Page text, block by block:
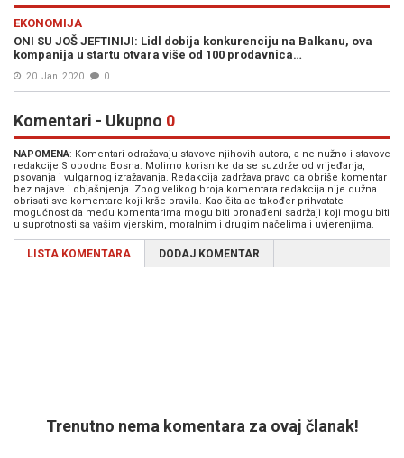
EKONOMIJA
ONI SU JOŠ JEFTINIJI: Lidl dobija konkurenciju na Balkanu, ova
kompanija u startu otvara više od 100 prodavnica…
20. Jan. 2020 0
Komentari - Ukupno 0
NAPOMENA: Komentari odražavaju stavove njihovih autora, a ne nužno i stavove
redakcije Slobodna Bosna. Molimo korisnike da se suzdrže od vrijeđanja,
psovanja i vulgarnog izražavanja. Redakcija zadržava pravo da obriše komentar
bez najave i objašnjenja. Zbog velikog broja komentara redakcija nije dužna
obrisati sve komentare koji krše pravila. Kao čitalac također prihvatate
mogućnost da među komentarima mogu biti pronađeni sadržaji koji mogu biti
u suprotnosti sa vašim vjerskim, moralnim i drugim načelima i uvjerenjima.
LISTA KOMENTARA DODAJ KOMENTAR
Trenutno nema komentara za ovaj članak!